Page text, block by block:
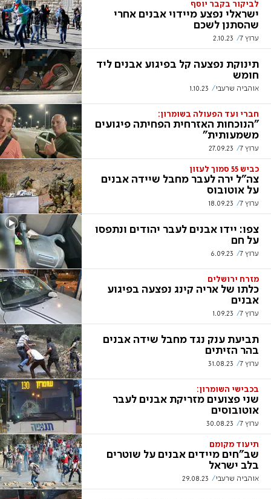
לביקור בקבר יוסף
ישראלי נפצע מיידוי אבנים אחרי
שהסתנן לשכם
ערוץ 7 2.10.23
תינוקת נפצעה קל בפיגוע אבנים ליד
חומש
אוהביה שרעבי 1.10.23
חברי ועד הפעולה בשומרון:
"הנוכחות האזרחית הפחיתה פיגועים
משמעותית"
ערוץ 7 27.09.23
כביש 55 סמוך לעזון
צה"ל ירה לעבר מחבל שיידה אבנים
על אוטובוס
ערוץ 7 18.09.23
צפו: יידו אבנים לעבר יהודים ונתפסו
על חם
ערוץ 7 6.09.23
מזרח ירושלים
כלתו של אריה קינג נפצעה בפיגוע
אבנים
ערוץ 7 1.09.23
תביעת ענק נגד מחבל שידה אבנים
בהר הזיתים
ערוץ 7 31.08.23
בכבישי השומרון:
שני פצועים מזריקת אבנים לעבר
אוטובוסים
ערוץ 7 30.08.23
תיעוד מקומם
שב"חים מיידים אבנים על שוטרים
בלב ישראל
אוהביה שרעבי 29.08.23